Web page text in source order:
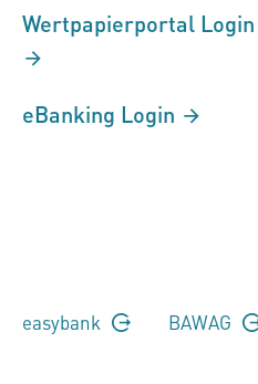
Wertpapierportal Login
eBanking Login
easybank BAWAG